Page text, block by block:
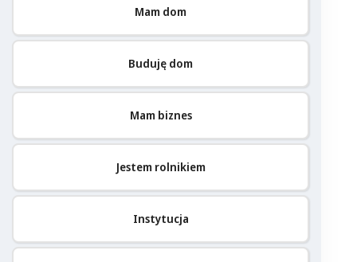
Mam dom
Buduję dom
Mam biznes
Jestem rolnikiem
Instytucja